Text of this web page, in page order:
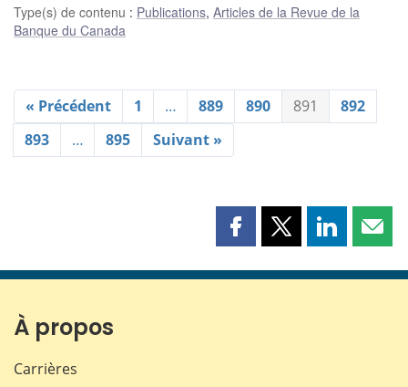
Type(s) de contenu : Publications, Articles de la Revue de la
Banque du Canada
« Précédent 1 … 889 890 891
892
893
… 895 Suivant »
Partager
page
Partager
page
Partager
page page
À propos
Carrières